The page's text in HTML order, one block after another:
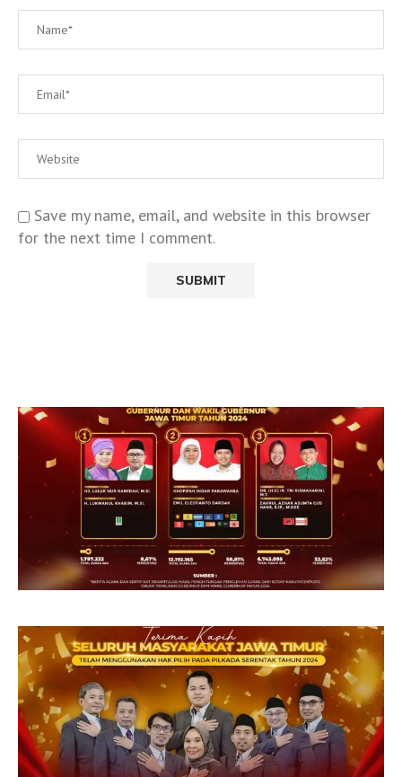
Save my name, email, and website in this browser
for the next time I comment.